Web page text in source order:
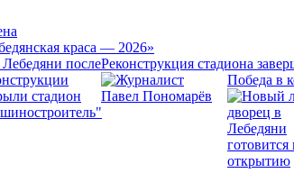
краса — 2026»
Реконструкция стадиона
Победа в